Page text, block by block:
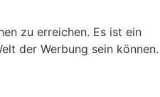
zu erreichen. Es ist ein
der Werbung sein können.